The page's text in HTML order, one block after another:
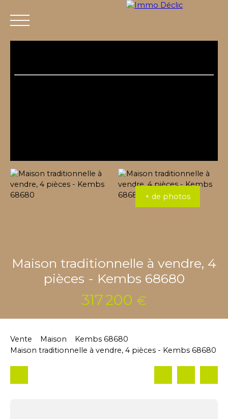
+ de photos
Maison traditionnelle à vendre, 4
pièces - Kembs 68680
317 200 €
Vente Maison
Kembs 68680
Maison traditionnelle à vendre, 4 pièces - Kembs 68680